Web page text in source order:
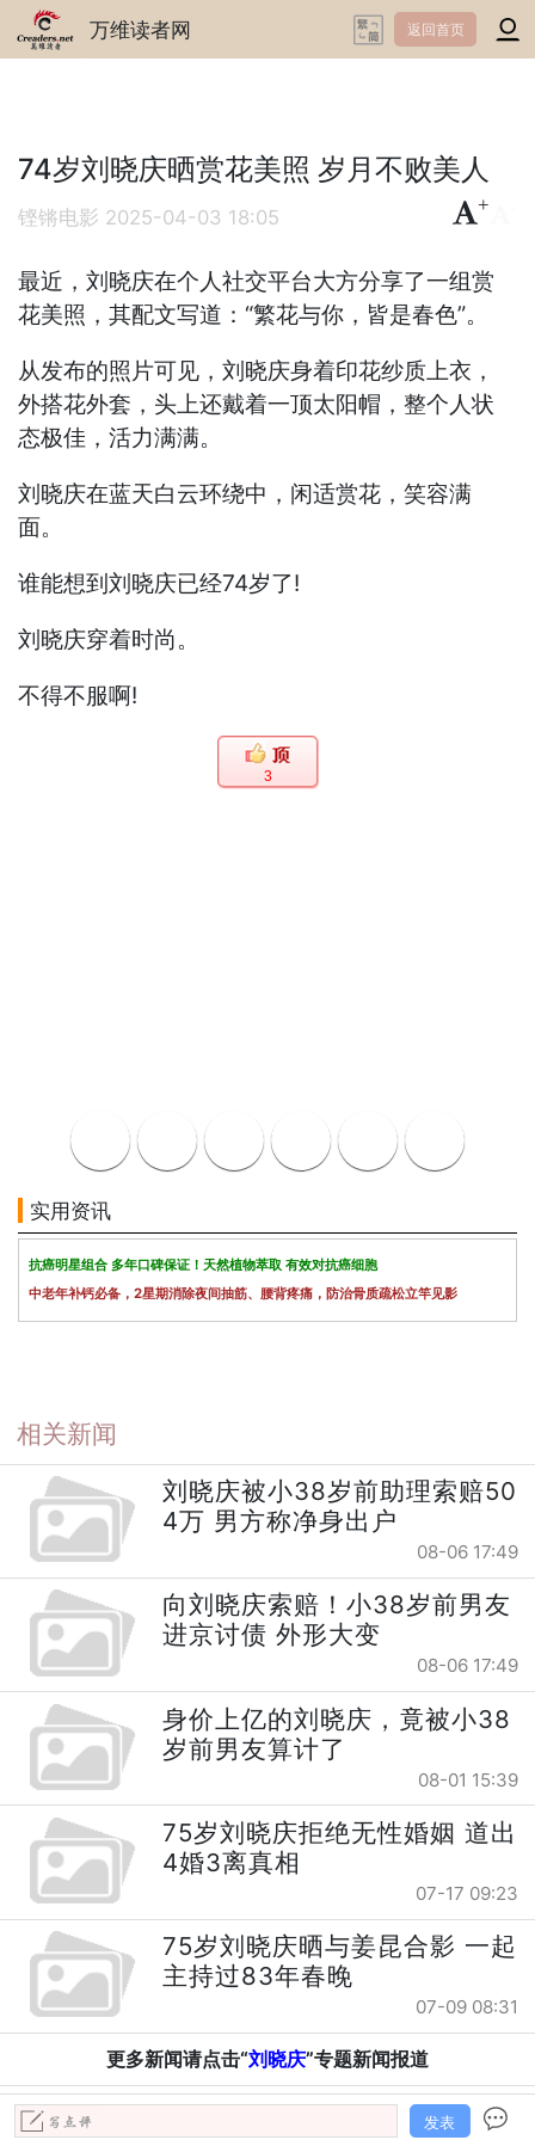
万维读者网 返回首页
74岁刘晓庆晒赏花美照 岁月不败美人
铿锵电影 2025-04-03 18:05
+
最近，刘晓庆在个人社交平台大方分享了一组赏
花美照，其配文写道：“繁花与你，皆是春色”。
从发布的照片可见，刘晓庆身着印花纱质上衣，
外搭花外套，头上还戴着一顶太阳帽，整个人状
态极佳，活力满满。
刘晓庆在蓝天白云环绕中，闲适赏花，笑容满
面。
谁能想到刘晓庆已经74岁了!
刘晓庆穿着时尚。
不得不服啊!
3
实用资讯
抗癌明星组合 多年口碑保证！天然植物萃取 有效对抗癌细胞
中老年补钙必备，2星期消除夜间抽筋、腰背疼痛，防治骨质疏松立竿见影
相关新闻
刘晓庆被小38岁前助理索赔50
4万 男方称净身出户
08-06 17:49
向刘晓庆索赔！小38岁前男友
进京讨债 外形大变
08-06 17:49
身价上亿的刘晓庆，竟被小38
岁前男友算计了
08-01 15:39
75岁刘晓庆拒绝无性婚姻 道出
4婚3离真相
07-17 09:23
75岁刘晓庆晒与姜昆合影 一起
主持过83年春晚
07-09 08:31
更多新闻请点击“刘晓庆”专题新闻报道
发表